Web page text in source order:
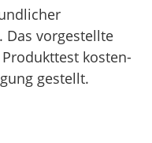
. Das vorgestellte
kosten-
gestellt.